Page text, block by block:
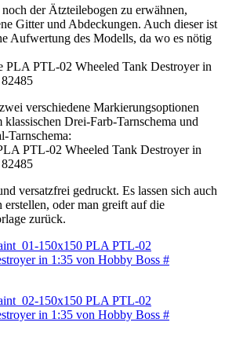
der Ätzteilebogen zu erwähnen,
Gitter und Abdeckungen. Auch dieser ist
Aufwertung des Modells, da wo es nötig
verschiedene Markierungsoptionen
klassischen Drei-Farb-Tarnschema und
Tarnschema:
versatzfrei gedruckt. Es lassen sich auch
erstellen, oder man greift auf die
zurück.